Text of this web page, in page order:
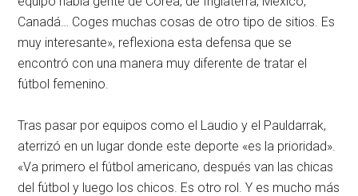
Canadá… Coges muchas cosas de otro tipo de sitios. Es
muy interesante», reflexiona esta defensa que se
encontró con una manera muy diferente de tratar el
fútbol femenino.
Tras pasar por equipos como el Laudio y el Pauldarrak,
aterrizó en un lugar donde este deporte «es la prioridad».
«Va primero el fútbol americano, después van las chicas
del fútbol y luego los chicos. Es otro rol. Y es mucho más